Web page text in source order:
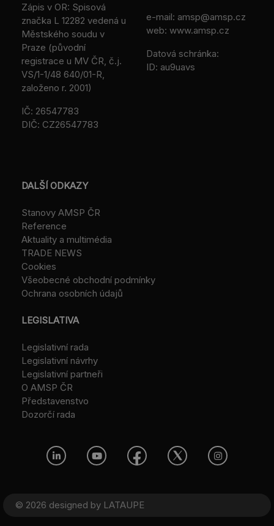
Zápis v OR: Spisová
značka L 12282 vedená u
Městského soudu v
Praze (původní
registrace u MV ČR, č.j.
VS/1-1/48 640/01-R,
založeno r. 2001)
IČ: 26547783
DIČ: CZ26547783
e-mail: amsp@amsp.cz
web: www.amsp.cz
Datová schránka:
ID: au9uavs
DALŠÍ ODKAZY
Stanovy AMSP ČR
Reference
Aktuality a multimédia
TRADE NEWS
Cookies
Všeobecné obchodní podmínky
Ochrana osobních údajů
LEGISLATIVA
Legislativní rada
Legislativní návrhy
Legislativní partneři
O AMSP ČR
Představenstvo
Dozorčí rada
© 2026 designed by LATAUPE